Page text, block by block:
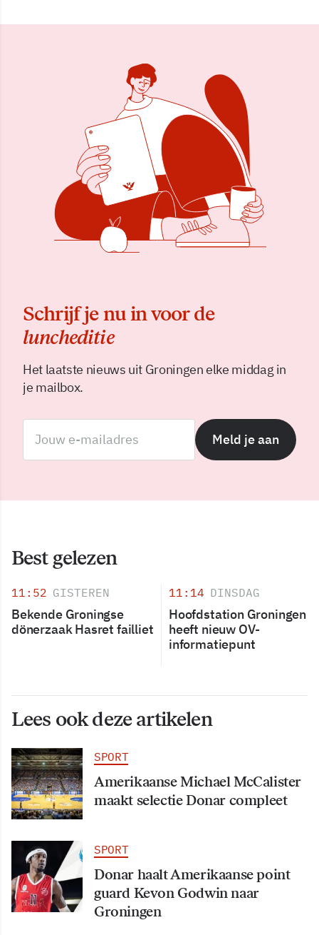
Schrijf je nu in voor de
luncheditie
Het laatste nieuws uit Groningen elke middag in
je mailbox.
Meld je aan
Best gelezen
11:52 GISTEREN
Bekende Groningse
dönerzaak Hasret failliet
11:14 DINSDAG
Hoofdstation Groningen
heeft nieuw OV-
informatiepunt
Lees ook deze artikelen
SPORT
Amerikaanse Michael McCalister
maakt selectie Donar compleet
SPORT
Donar haalt Amerikaanse point
guard Kevon Godwin naar
Groningen